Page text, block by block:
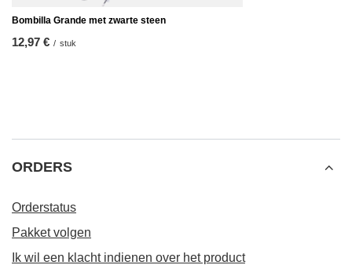
Bombilla Grande met zwarte steen
12,97 € / stuk
ORDERS
Orderstatus
Pakket volgen
Ik wil een klacht indienen over het product